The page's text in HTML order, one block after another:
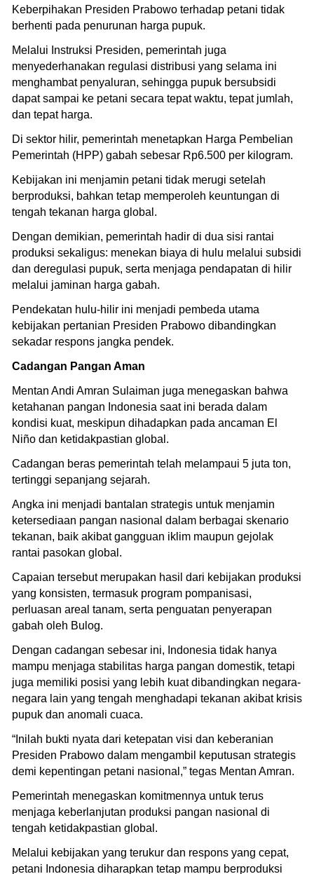
Keberpihakan Presiden Prabowo terhadap petani tidak
berhenti pada penurunan harga pupuk.
Melalui Instruksi Presiden, pemerintah juga
menyederhanakan regulasi distribusi yang selama ini
menghambat penyaluran, sehingga pupuk bersubsidi
dapat sampai ke petani secara tepat waktu, tepat jumlah,
dan tepat harga.
Di sektor hilir, pemerintah menetapkan Harga Pembelian
Pemerintah (HPP) gabah sebesar Rp6.500 per kilogram.
Kebijakan ini menjamin petani tidak merugi setelah
berproduksi, bahkan tetap memperoleh keuntungan di
tengah tekanan harga global.
Dengan demikian, pemerintah hadir di dua sisi rantai
produksi sekaligus: menekan biaya di hulu melalui subsidi
dan deregulasi pupuk, serta menjaga pendapatan di hilir
melalui jaminan harga gabah.
Pendekatan hulu-hilir ini menjadi pembeda utama
kebijakan pertanian Presiden Prabowo dibandingkan
sekadar respons jangka pendek.
Cadangan Pangan Aman
Mentan Andi Amran Sulaiman juga menegaskan bahwa
ketahanan pangan Indonesia saat ini berada dalam
kondisi kuat, meskipun dihadapkan pada ancaman El
Niño dan ketidakpastian global.
Cadangan beras pemerintah telah melampaui 5 juta ton,
tertinggi sepanjang sejarah.
Angka ini menjadi bantalan strategis untuk menjamin
ketersediaan pangan nasional dalam berbagai skenario
tekanan, baik akibat gangguan iklim maupun gejolak
rantai pasokan global.
Capaian tersebut merupakan hasil dari kebijakan produksi
yang konsisten, termasuk program pompanisasi,
perluasan areal tanam, serta penguatan penyerapan
gabah oleh Bulog.
Dengan cadangan sebesar ini, Indonesia tidak hanya
mampu menjaga stabilitas harga pangan domestik, tetapi
juga memiliki posisi yang lebih kuat dibandingkan negara-
negara lain yang tengah menghadapi tekanan akibat krisis
pupuk dan anomali cuaca.
“Inilah bukti nyata dari ketepatan visi dan keberanian
Presiden Prabowo dalam mengambil keputusan strategis
demi kepentingan petani nasional,” tegas Mentan Amran.
Pemerintah menegaskan komitmennya untuk terus
menjaga keberlanjutan produksi pangan nasional di
tengah ketidakpastian global.
Melalui kebijakan yang terukur dan respons yang cepat,
petani Indonesia diharapkan tetap mampu berproduksi